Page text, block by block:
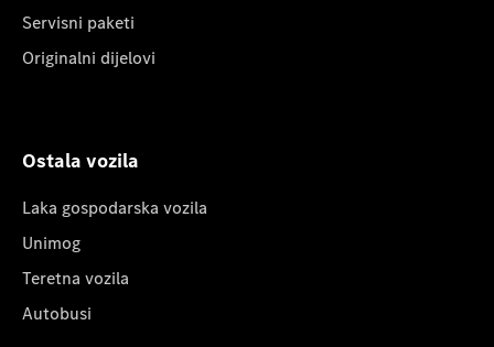
Servisni paketi
Originalni dijelovi
Ostala vozila
Laka gospodarska vozila
Unimog
Teretna vozila
Autobusi